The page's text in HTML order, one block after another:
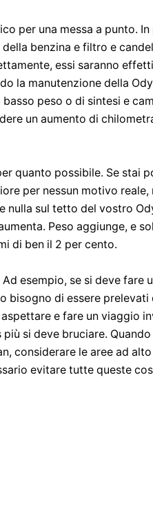
per una messa a punto.
benzina e filtro e
essi saranno
la manutenzione della
peso o di sintesi e
un aumento di
quanto possibile. Se stai
per nessun motivo reale,
nulla sul tetto del vostro
Peso aggiunge, e
di ben il 2 per cento.
esempio, se si deve fare
bisogno di essere prelevati
e fare un viaggio
si deve bruciare.
considerare le aree ad
evitare tutte queste